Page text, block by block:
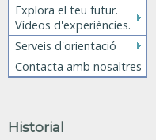
Explora el teu futur.
Vídeos d'experiències.
Serveis d'orientació
Contacta amb nosaltres
Historial